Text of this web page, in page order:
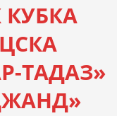
ТАДАЗ»